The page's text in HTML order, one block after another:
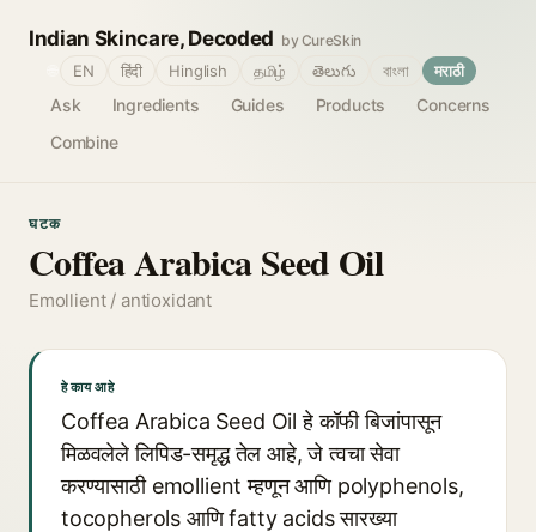
Indian Skincare, Decoded by CureSkin
Ask Ingredients Guides Products
Concerns
Combine
EN हिंदी Hinglish தமிழ் తెలుగు বাংলা मराठी
घटक
Coffea Arabica Seed Oil
Emollient / antioxidant
हे काय आहे
Coffea Arabica Seed Oil हे कॉफी बिजांपासून
मिळवलेले लिपिड-समृद्ध तेल आहे, जे त्वचा सेवा
करण्यासाठी emollient म्हणून आणि polyphenols,
tocopherols आणि fatty acids सारख्या